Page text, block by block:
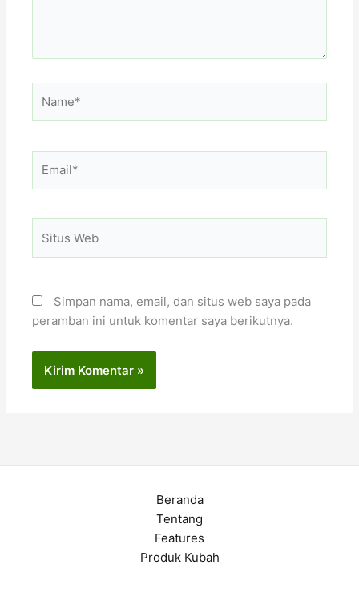
Web
Simpan nama, email, dan situs web saya pada
peramban ini untuk komentar saya berikutnya.
Beranda
Tentang
Features
Produk Kubah